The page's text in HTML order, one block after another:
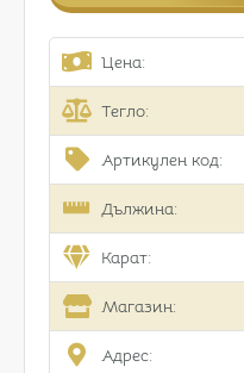
Цена:
Тегло:
Артикулен код:
Дължина:
Карат:
Магазин:
Адрес: